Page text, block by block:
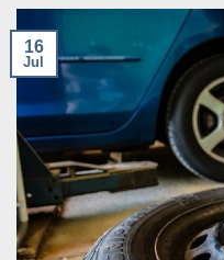
16
Jul